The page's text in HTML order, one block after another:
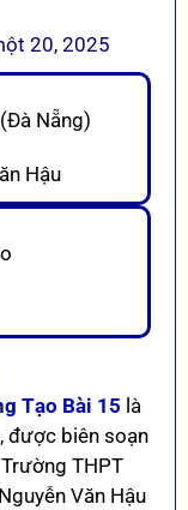
20, 2025
Nẵng)
Hậu
Tạo Bài 15 là
được biên soạn
THPT
Văn Hậu